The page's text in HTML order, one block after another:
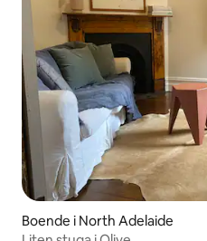
Boende i North Adelaide